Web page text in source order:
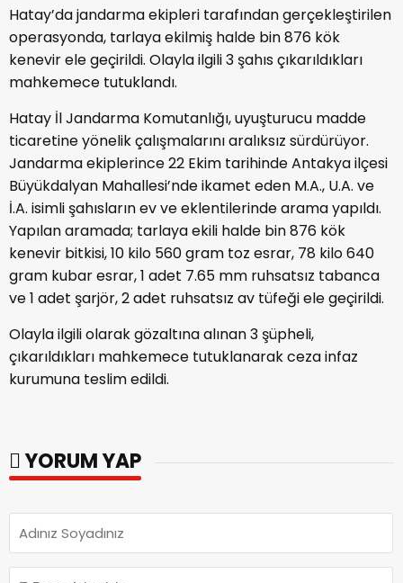
Hatay’da jandarma ekipleri tarafından gerçekleştirilen
operasyonda, tarlaya ekilmiş halde bin 876 kök
kenevir ele geçirildi. Olayla ilgili 3 şahıs çıkarıldıkları
mahkemece tutuklandı.
Hatay İl Jandarma Komutanlığı, uyuşturucu madde
ticaretine yönelik çalışmalarını aralıksız sürdürüyor.
Jandarma ekiplerince 22 Ekim tarihinde Antakya ilçesi
Büyükdalyan Mahallesi’nde ikamet eden M.A., U.A. ve
İ.A. isimli şahısların ev ve eklentilerinde arama yapıldı.
Yapılan aramada; tarlaya ekili halde bin 876 kök
kenevir bitkisi, 10 kilo 560 gram toz esrar, 78 kilo 640
gram kubar esrar, 1 adet 7.65 mm ruhsatsız tabanca
ve 1 adet şarjör, 2 adet ruhsatsız av tüfeği ele geçirildi.
Olayla ilgili olarak gözaltına alınan 3 şüpheli,
çıkarıldıkları mahkemece tutuklanarak ceza infaz
kurumuna teslim edildi.
YORUM YAP